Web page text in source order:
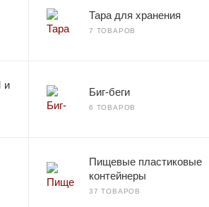
Тара для хранения
7 ТОВАРОВ
и
Биг-беги
6 ТОВАРОВ
Пищевые пластиковые
контейнеры
37 ТОВАРОВ